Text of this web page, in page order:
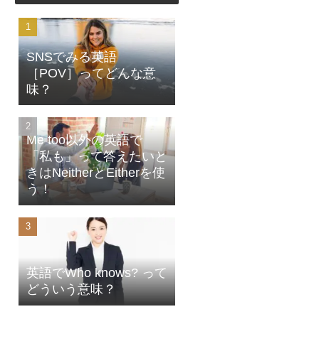
SNSでみる英語
［POV］ってどんな意
味？
Me too以外の英語で
「私も」って答えたいと
きはNeitherとEitherを使
う！
英語でWho knows? って
どういう意味？